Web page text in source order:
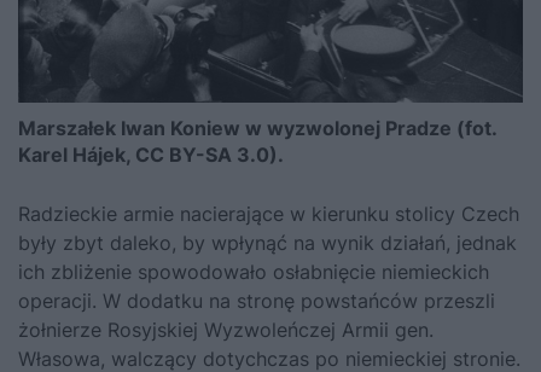
Marszałek Iwan Koniew w wyzwolonej Pradze (fot.
Karel Hájek, CC BY-SA 3.0).
Radzieckie armie nacierające w kierunku stolicy Czech
były zbyt daleko, by wpłynąć na wynik działań, jednak
ich zbliżenie spowodowało osłabnięcie niemieckich
operacji. W dodatku na stronę powstańców przeszli
żołnierze Rosyjskiej Wyzwoleńczej Armii gen.
Własowa, walczący dotychczas po niemieckiej stronie.